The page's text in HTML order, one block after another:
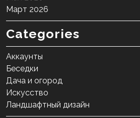
Март 2026
Categories
Аккаунты
Беседки
Дача и огород
Искусство
Ландшафтный дизайн